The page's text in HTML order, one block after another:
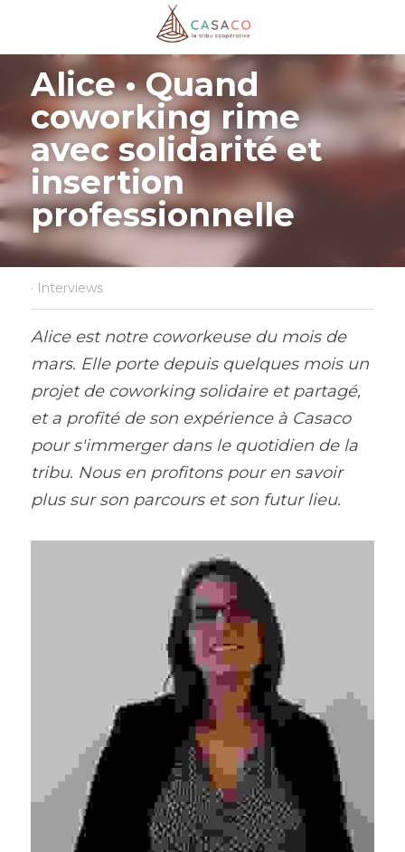
Alice • Quand
coworking rime
avec solidarité et
insertion
professionnelle
· Interviews
Alice est notre coworkeuse du mois de
mars. Elle porte depuis quelques mois un
projet de coworking solidaire et partagé,
et a profité de son expérience à Casaco
pour s'immerger dans le quotidien de la
tribu. Nous en profitons pour en savoir
plus sur son parcours et son futur lieu.